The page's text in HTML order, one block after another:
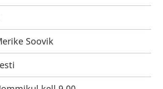
Soovik